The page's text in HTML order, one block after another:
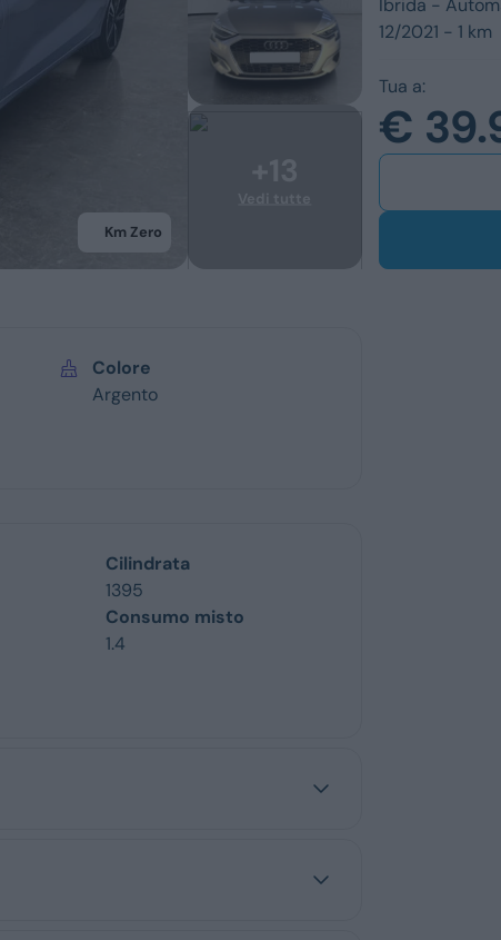
Opel
Vedi tutti i marchi
Usato
Veicoli
Km Zero
Ibrida -
12/2021 - 1 km
Tua a:
€
Colore
Argento
Cilindrata
1395
Consumo misto
1.4